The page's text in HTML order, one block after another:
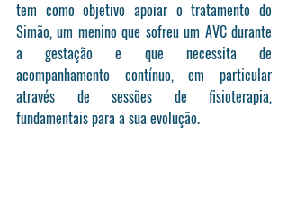
Simão, um menino que sofreu um AVC durante
a gestação e que necessita de
acompanhamento contínuo, em particular
através de sessões de fisioterapia,
fundamentais para a sua evolução.